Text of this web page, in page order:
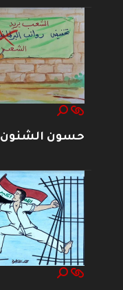
حسون الشنون